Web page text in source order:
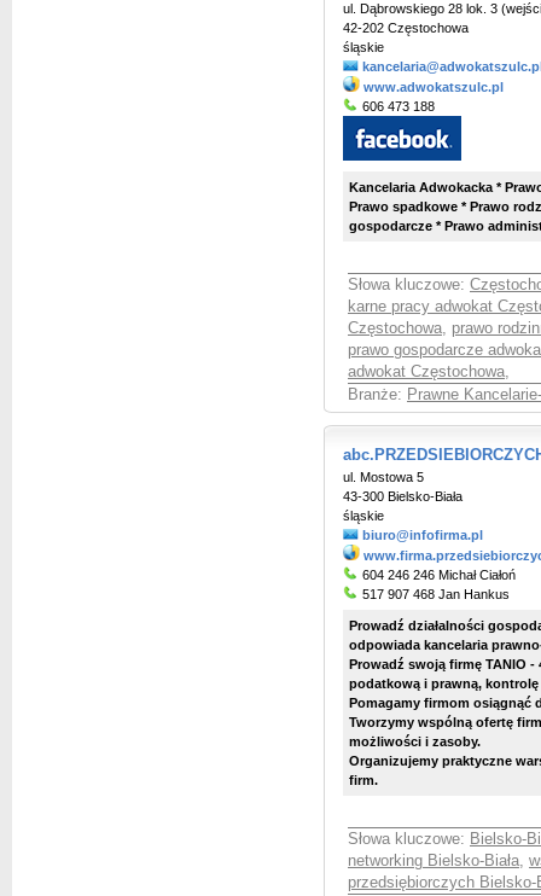
ul. Dąbrowskiego 28 lok. 3
42-202 Częstochowa
śląskie
www.adwokatszulc.pl
606 473 188
Kancelaria Adwokacka *
Prawo spadkowe * Prawo
gospodarcze * Prawo
Słowa kluczowe:
karne pracy adwokat
Częstochowa, prawo
prawo gospodarcze
adwokat Częstochowa,
Branże: Prawne
ul. Mostowa 5
43-300 Bielsko-Biała
śląskie
biuro@infofirma.pl
604 246 246 Michał Ciałoń
517 907 468 Jan Hankus
Prowadź działalności
odpowiada kancelaria
Prowadź swoją firmę TANIO -
podatkową i prawną,
Pomagamy firmom osiągnąć
Tworzymy wspólną ofertę
możliwości i zasoby.
Organizujemy praktyczne
firm.
Słowa kluczowe: Bielsko-
networking Bielsko-Biała,
przedsiębiorczych Bielsko-